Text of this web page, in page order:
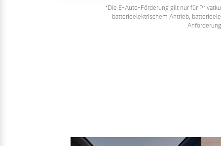
*Die E‑Auto-Förderung gilt nur für
batterieelektrischem Antrieb,